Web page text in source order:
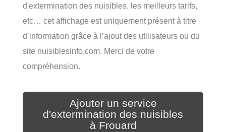
d'extermination des nuisibles, les meilleurs tarifs,
etc… cet affichage est uniquement présent à titre
d’information grâce à l’ajout des utilisateurs ou du
site nuisiblesinfo.com. Merci de votre
compréhension.
Ajouter un service
d'extermination des nuisibles
à Frouard